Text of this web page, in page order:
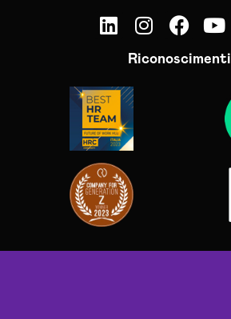
Riconoscimenti